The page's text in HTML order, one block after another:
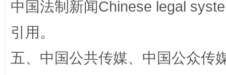
扯下公款旅游的“隐身衣” 如何以
中国法制新闻Chinese legal
引用。
五、中国公共传媒、中国公众传